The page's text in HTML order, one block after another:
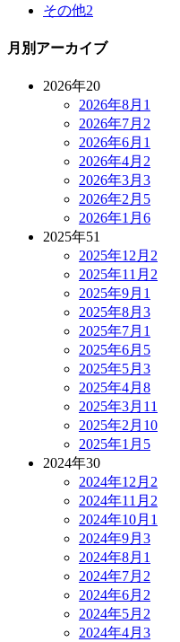
その他2
月別アーカイブ
2026年20
2026年8月 1
2026年7月 2
2026年6月 1
2026年4月 2
2026年3月 3
2026年2月 5
2026年1月 6
2025年51
2025年12月 2
2025年11月 2
2025年9月 1
2025年8月 3
2025年7月 1
2025年6月 5
2025年5月 3
2025年4月 8
2025年3月 11
2025年2月 10
2025年1月 5
2024年30
2024年12月 2
2024年11月 2
2024年10月 1
2024年9月 3
2024年8月 1
2024年7月 2
2024年6月 2
2024年5月 2
2024年4月 3